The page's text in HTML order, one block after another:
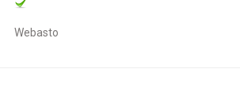
Webasto